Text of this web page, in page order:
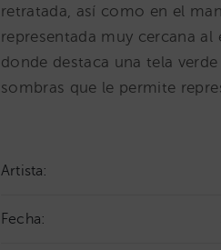
retratada, así como en el
representada muy cercana
donde destaca una tela
sombras que le permite
Artista:
Fecha: